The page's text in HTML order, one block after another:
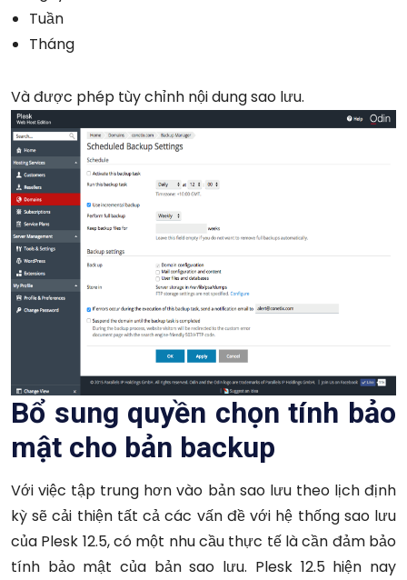
Tuần
Tháng
Và được phép tùy chỉnh nội dung sao lưu.
Bổ sung quyền chọn tính bảo
mật cho bản backup
Với việc tập trung hơn vào bản sao lưu theo lịch định
kỳ sẽ cải thiện tất cả các vấn đề với hệ thống sao lưu
của Plesk 12.5, có một nhu cầu thực tế là cần đảm bảo
tính bảo mật của bản sao lưu. Plesk 12.5 hiện nay